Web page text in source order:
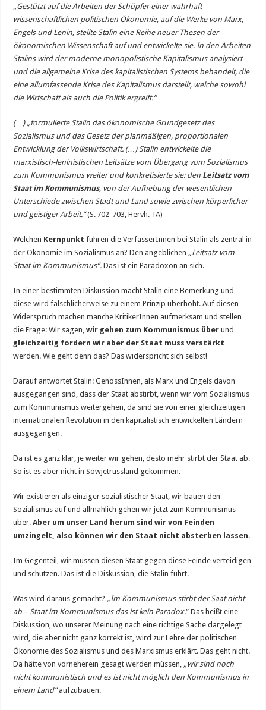
„Gestützt auf die Arbeiten der Schöpfer einer wahrhaft
wissenschaftlichen politischen Ökonomie, auf die Werke von Marx,
Engels und Lenin, stellte Stalin eine Reihe neuer Thesen der
ökonomischen Wissenschaft auf und entwickelte sie. In den Arbeiten
Stalins wird der moderne monopolistische Kapitalismus analysiert
und die allgemeine Krise des kapitalistischen Systems behandelt, die
eine allumfassende Krise des Kapitalismus darstellt, welche sowohl
die Wirtschaft als auch die Politik ergreift.“
(…) „formulierte Stalin das ökonomische Grundgesetz des
Sozialismus und das Gesetz der planmäßigen, proportionalen
Entwicklung der Volkswirtschaft. (…) Stalin entwickelte die
marxistisch-leninistischen Leitsätze vom Übergang vom Sozialismus
zum Kommunismus weiter und konkretisierte sie: den Leitsatz vom
Staat im Kommunismus, von der Aufhebung der wesentlichen
Unterschiede zwischen Stadt und Land sowie zwischen körperlicher
und geistiger Arbeit.“(S. 702-703, Hervh. TA)
Welchen Kernpunkt führen die VerfasserInnen bei Stalin als zentral in
der Ökonomie im Sozialismus an? Den angeblichen „Leitsatz vom
Staat im Kommunismus“. Das ist ein Paradoxon an sich.
In einer bestimmten Diskussion macht Stalin eine Bemerkung und
diese wird fälschlicherweise zu einem Prinzip überhöht. Auf diesen
Widerspruch machen manche KritikerInnen aufmerksam und stellen
die Frage: Wir sagen,wir gehen zum Kommunismus überund
gleichzeitig fordern wir aber der Staat muss verstärkt
werden. Wie geht denn das? Das widerspricht sich selbst!
Darauf antwortet Stalin: GenossInnen, als Marx und Engels davon
ausgegangen sind, dass der Staat abstirbt, wenn wir vom Sozialismus
zum Kommunismus weitergehen, da sind sie von einer gleichzeitigen
internationalen Revolution in den kapitalistisch ent­wickelten Ländern
ausgegangen.
Da ist es ganz klar, je weiter wir gehen, desto mehr stirbt der Staat ab.
So ist es aber nicht in Sowjetrussland gekommen.
Wir existieren als einziger sozialistischer Staat, wir bauen den
Sozialismus auf und allmählich gehen wir jetzt zum Kommunismus
über.Aber um unser Land herum sind wir von Feinden
umzingelt, also können wir den Staat nicht absterben lassen.
Im Gegenteil, wir müssen diesen Staat gegen diese Feinde verteidigen
und schützen. Das ist die Diskussion, die Stalin führt.
Was wird daraus gemacht? „Im Kommunismus stirbt der Saat nicht
ab – Staat im Kommunismus das ist kein Paradox.“ Das heißt eine
Diskussion, wo unserer Meinung nach eine richtige Sache dargelegt
wird, die aber nicht ganz korrekt ist, wird zur Lehre der politischen
Ökonomie des Sozialismus und des Marxismus erklärt. Das geht nicht.
Da hätte von vorneherein gesagt werden müssen, „wir sind noch
nicht kommunistisch und es ist nicht möglich den Kommunismus in
einem Land“aufzubauen.